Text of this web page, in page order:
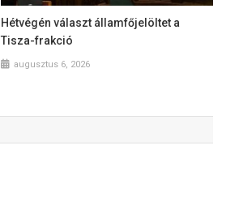
Hétvégén választ államfőjelöltet a
Tisza-frakció
augusztus 6, 2026